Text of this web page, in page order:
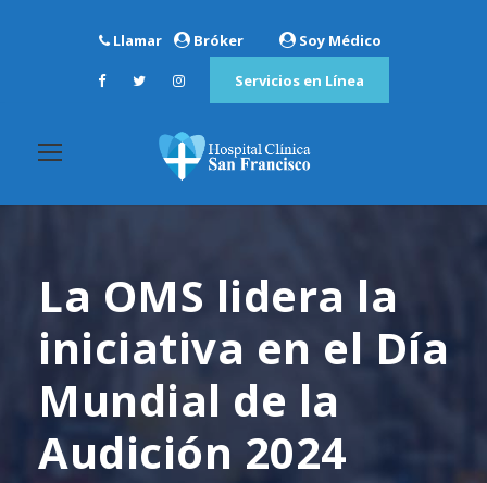
Llamar Bróker Soy Médico
Servicios en Línea
La OMS lidera la
iniciativa en el Día
Mundial de la
Audición 2024